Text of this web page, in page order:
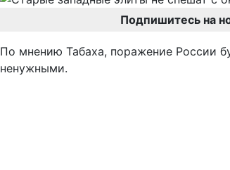
Подпишитесь на
По мнению Табаха, поражение России
ненужными.